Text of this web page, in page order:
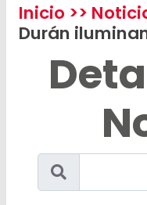
Inicio >>
Durán